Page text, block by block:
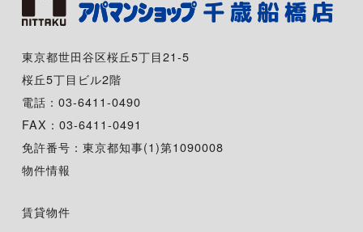
東京都世田谷区桜丘5丁目21-5
桜丘5丁目ビル2階
電話：03-6411-0490
FAX：03-6411-0491
免許番号：東京都知事(1)第1090008
物件情報
賃貸物件